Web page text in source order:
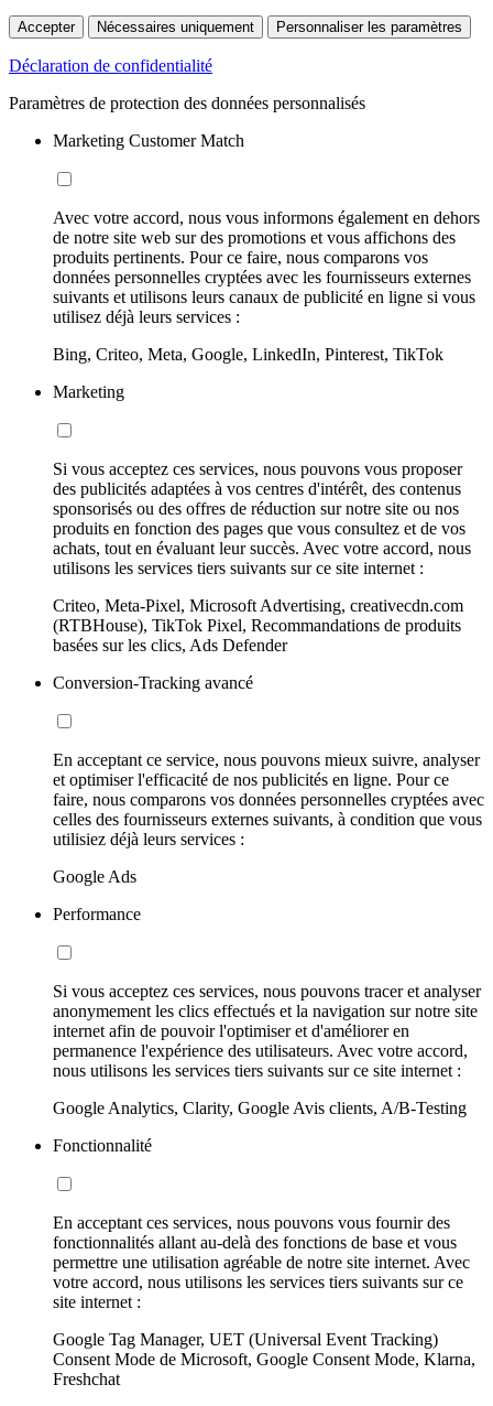
Accepter Nécessaires uniquement Personnaliser les paramètres
Déclaration de confidentialité
Paramètres de protection des données personnalisés
Marketing Customer Match
Avec votre accord, nous vous informons également en dehors
de notre site web sur des promotions et vous affichons des
produits pertinents. Pour ce faire, nous comparons vos
données personnelles cryptées avec les fournisseurs externes
suivants et utilisons leurs canaux de publicité en ligne si vous
utilisez déjà leurs services :
Bing, Criteo, Meta, Google, LinkedIn, Pinterest, TikTok
Marketing
Si vous acceptez ces services, nous pouvons vous proposer
des publicités adaptées à vos centres d'intérêt, des contenus
sponsorisés ou des offres de réduction sur notre site ou nos
produits en fonction des pages que vous consultez et de vos
achats, tout en évaluant leur succès. Avec votre accord, nous
utilisons les services tiers suivants sur ce site internet :
Criteo, Meta-Pixel, Microsoft Advertising, creativecdn.com
(RTBHouse), TikTok Pixel, Recommandations de produits
basées sur les clics, Ads Defender
Conversion-Tracking avancé
En acceptant ce service, nous pouvons mieux suivre, analyser
et optimiser l'efficacité de nos publicités en ligne. Pour ce
faire, nous comparons vos données personnelles cryptées avec
celles des fournisseurs externes suivants, à condition que vous
utilisiez déjà leurs services :
Google Ads
Performance
Si vous acceptez ces services, nous pouvons tracer et analyser
anonymement les clics effectués et la navigation sur notre site
internet afin de pouvoir l'optimiser et d'améliorer en
permanence l'expérience des utilisateurs. Avec votre accord,
nous utilisons les services tiers suivants sur ce site internet :
Google Analytics, Clarity, Google Avis clients, A/B-Testing
Fonctionnalité
En acceptant ces services, nous pouvons vous fournir des
fonctionnalités allant au-delà des fonctions de base et vous
permettre une utilisation agréable de notre site internet. Avec
votre accord, nous utilisons les services tiers suivants sur ce
site internet :
Google Tag Manager, UET (Universal Event Tracking)
Consent Mode de Microsoft, Google Consent Mode, Klarna,
Freshchat